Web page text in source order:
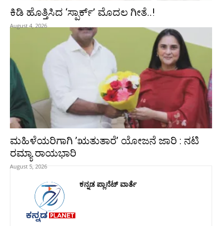
ಕಿಡಿ‌‌ ಹೊತ್ತಿಸಿದ ‘ಸ್ಪಾರ್ಕ್’ ಮೊದಲ‌ ಗೀತೆ..!
August 4, 2026
ಮಹಿಳೆಯರಿಗಾಗಿ ʼಋತುತಾರೆʼ ಯೋಜನೆ ಜಾರಿ : ನಟಿ
ರಮ್ಯಾ ರಾಯಭಾರಿ
August 5, 2026
ಕನ್ನಡ ಪ್ಲಾನೆಟ್ ವಾರ್ತೆ